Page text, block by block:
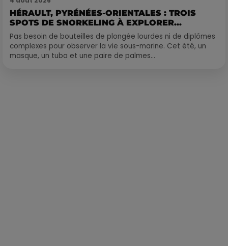
HÉRAULT, PYRÉNÉES-ORIENTALES : TROIS
SPOTS DE SNORKELING À EXPLORER...
Pas besoin de bouteilles de plongée lourdes ni de diplômes
complexes pour observer la vie sous-marine. Cet été, un
masque, un tuba et une paire de palmes...